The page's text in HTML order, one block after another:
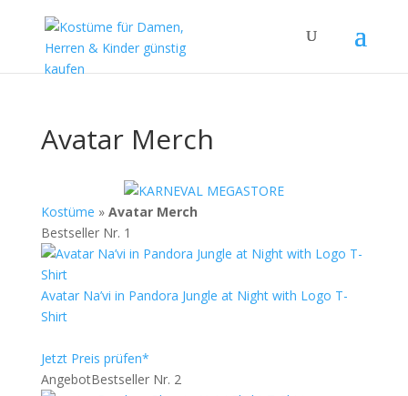
Avatar Merch
Kostüme » Avatar Merch
Bestseller Nr. 1
Avatar Na’vi in Pandora Jungle at Night with Logo T-
Shirt
Jetzt Preis prüfen*
AngebotBestseller Nr. 2